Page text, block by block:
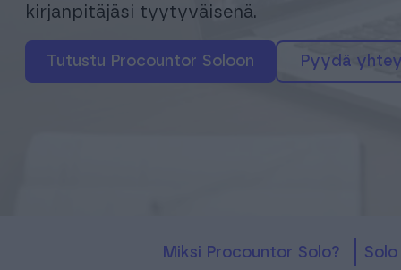
kirjanpitäjäsi tyytyväisenä.
tutustu Procountor Soloon pyydä
Miksi Procountor Solo?